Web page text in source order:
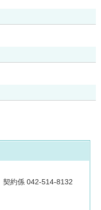
約係 042-514-8132